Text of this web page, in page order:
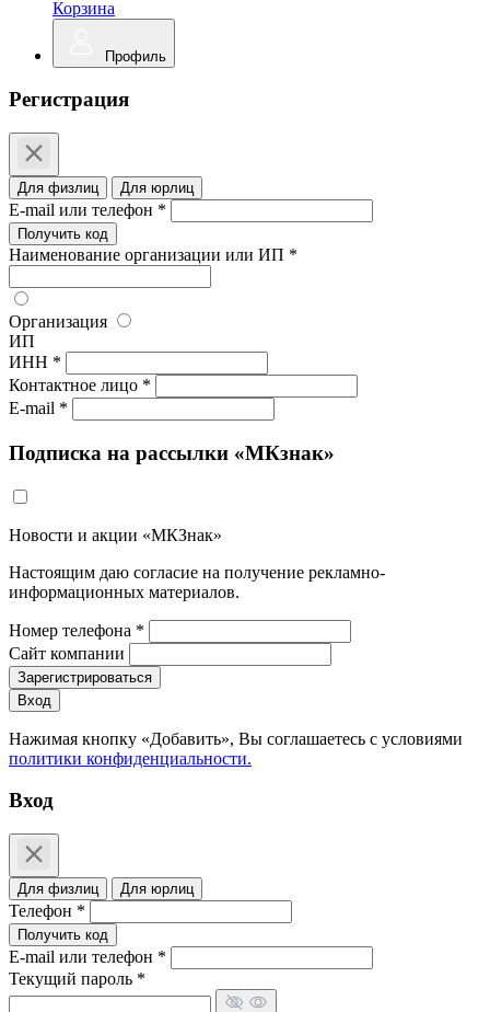
Корзина
Профиль
Регистрация
Для физлиц Для юрлиц
E-mail или телефон *
Получить код
Наименование организации или ИП *
Организация
ИП
ИНН *
Контактное лицо *
E-mail *
Подписка на рассылки «МКзнак»
Новости и акции «МКЗнак»
Настоящим даю согласие на получение рекламно-
информационных материалов.
Номер телефона *
Сайт компании
Зарегистрироваться
Вход
Нажимая кнопку «Добавить», Вы соглашаетесь c условиями
политики конфиденциальности.
Вход
Для физлиц Для юрлиц
Телефон *
Получить код
E-mail или телефон *
Текущий пароль *